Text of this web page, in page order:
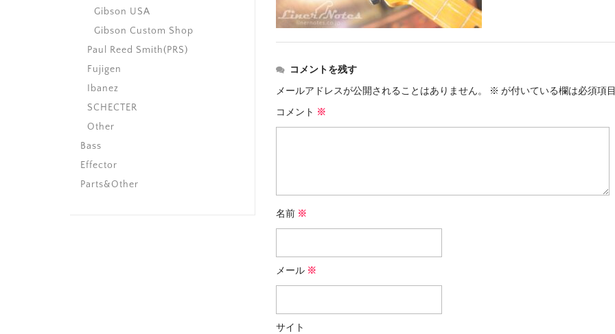
コメントを残す
メールアドレスが公開されることはありません。
※ が付いている欄は必須項
コメント ※
名前 ※
メール ※
サイト
Gibson USA
Gibson Custom Shop
Paul Reed Smith(PRS)
Fujigen
Ibanez
SCHECTER
Other
Bass
Effector
Parts&Other